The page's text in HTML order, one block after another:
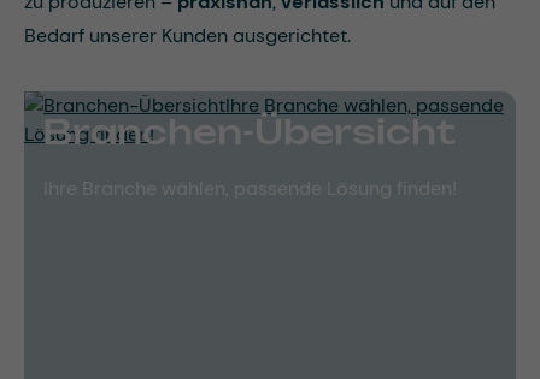
Bedarf unserer Kunden ausgerichtet.
Branchen-Übersicht
Ihre Branche wählen, passende Lösung finden!